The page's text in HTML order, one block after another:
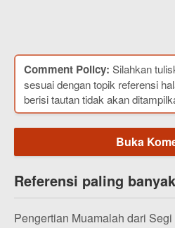
Comment Policy: Silahkan
sesuai dengan topik referensi
berisi tautan tidak akan
Buka
Referensi paling
Pengertian Muamalah dari